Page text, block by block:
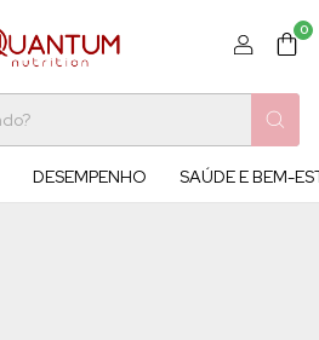
0
DESEMPENHO SAÚDE E BEM-